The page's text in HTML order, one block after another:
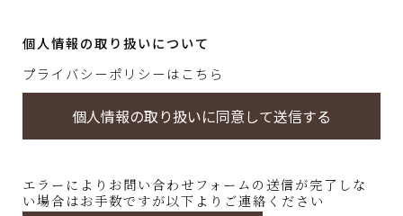
個人情報の取り扱いについて
プライバシーポリシーはこちら
エラーによりお問い合わせフォームの送信が完了しな
い場合はお手数ですが以下よりご連絡ください